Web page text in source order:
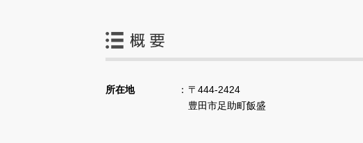
所在地
〒444-2424
豊田市足助町飯盛